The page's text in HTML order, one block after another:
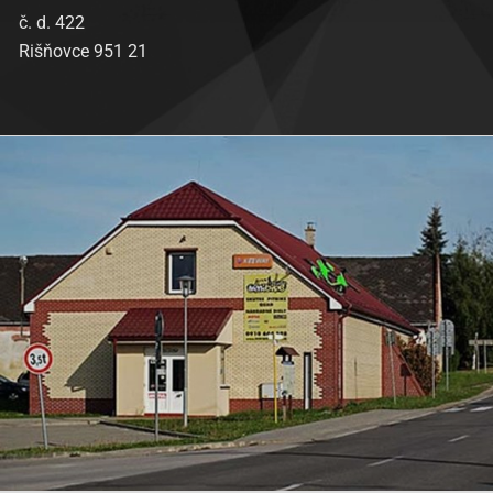
č. d. 422
Rišňovce 951 21